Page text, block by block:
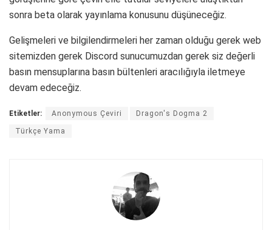
sonra beta olarak yayınlama konusunu düşüneceğiz.
Gelişmeleri ve bilgilendirmeleri her zaman olduğu gerek web
sitemizden gerek Discord sunucumuzdan gerek siz değerli
basın mensuplarına basın bültenleri aracılığıyla iletmeye
devam edeceğiz.
Etiketler: Anonymous Çeviri Dragon's Dogma 2
Türkçe Yama